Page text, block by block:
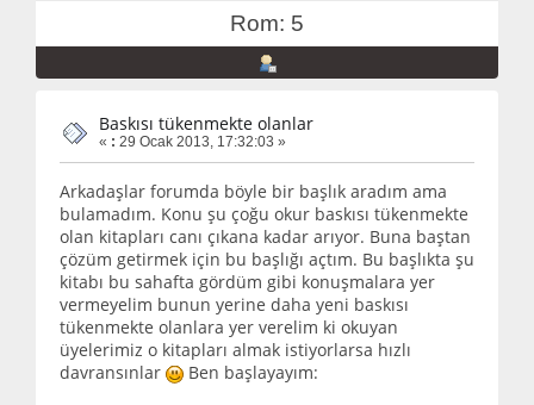
Rom: 5
Baskısı tükenmekte olanlar
« : 29 Ocak 2013, 17:32:03 »
Arkadaşlar forumda böyle bir başlık aradım ama
bulamadım. Konu şu çoğu okur baskısı tükenmekte
olan kitapları canı çıkana kadar arıyor. Buna baştan
çözüm getirmek için bu başlığı açtım. Bu başlıkta şu
kitabı bu sahafta gördüm gibi konuşmalara yer
vermeyelim bunun yerine daha yeni baskısı
tükenmekte olanlara yer verelim ki okuyan
üyelerimiz o kitapları almak istiyorlarsa hızlı
davransınlar
Ben başlayayım: